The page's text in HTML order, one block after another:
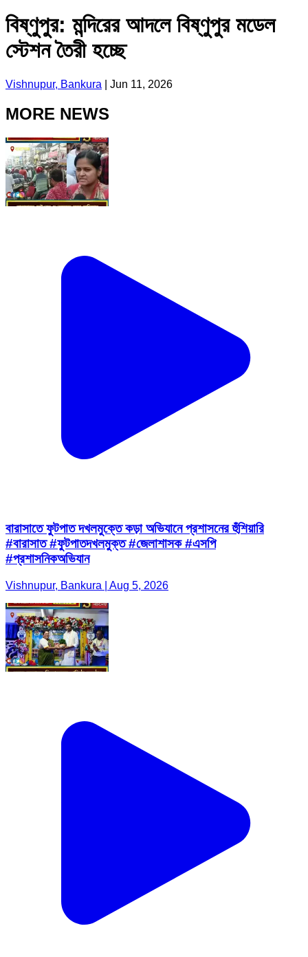
বিষ্ণুপুর: মন্দিরের আদলে বিষ্ণুপুর মডেল
স্টেশন তৈরী হচ্ছে
Vishnupur, Bankura Jun 11, 2026
MORE NEWS
বারাসাতে ফুটপাত দখলমুক্তে কড়া অভিযানে প্রশাসনের হুঁশিয়ারি
#বারাসাত #ফুটপাতদখলমুক্ত #জেলাশাসক #এসপি
#প্রশাসনিকঅভিযান
Vishnupur, Bankura | Aug 5, 2026